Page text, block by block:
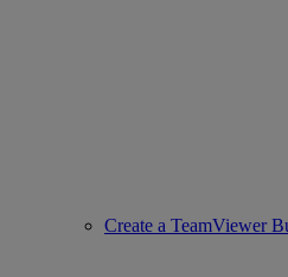
Create a TeamViewer